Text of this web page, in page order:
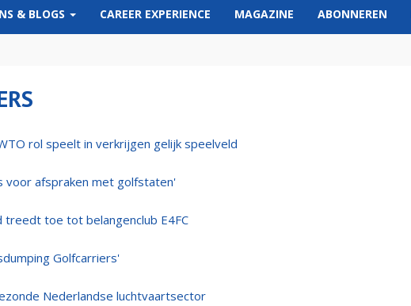
& BLOGS CAREER EXPERIENCE MAGAZINE ABONNEREN
rol speelt in verkrijgen gelijk speelveld
voor afspraken met golfstaten'
treedt toe tot belangenclub E4FC
Golfcarriers'
Nederlandse luchtvaartsector